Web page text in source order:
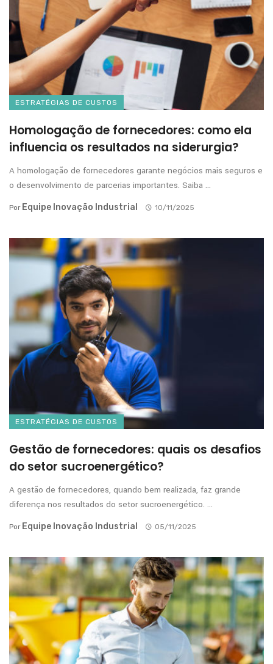
ESTRATÉGIAS DE CUSTOS
Homologação de fornecedores: como ela
influencia os resultados na siderurgia?
A homologação de fornecedores garante negócios mais seguros e
o desenvolvimento de parcerias importantes. Saiba ...
Por Equipe Inovação Industrial 10/11/2025
ESTRATÉGIAS DE CUSTOS
Gestão de fornecedores: quais os desafios
do setor sucroenergético?
A gestão de fornecedores, quando bem realizada, faz grande
diferença nos resultados do setor sucroenergético. ...
Por Equipe Inovação Industrial 05/11/2025